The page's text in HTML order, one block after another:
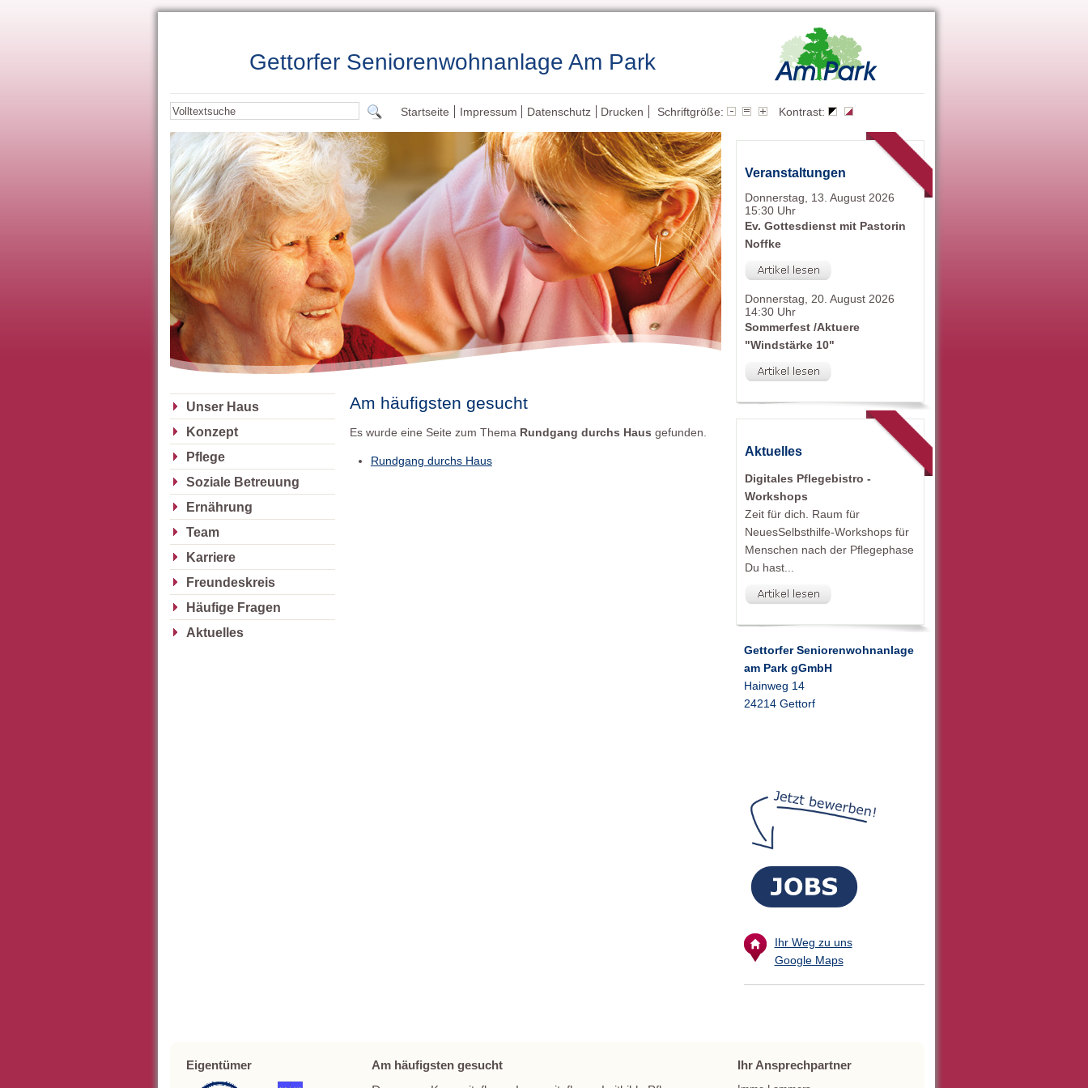
Gettorfer Seniorenwohnanlage Am Park
Startseite Impressum Datenschutz Drucken Schriftgröße: Kontrast:
Veranstaltungen
Donnerstag, 13. August 2026
15:30 Uhr
Ev. Gottesdienst mit Pastorin
Noffke
Donnerstag, 20. August 2026
14:30 Uhr
Sommerfest /Aktuere
"Windstärke 10"
Aktuelles
Digitales Pflegebistro -
Workshops
Zeit für dich. Raum für
NeuesSelbsthilfe-Workshops für
Menschen nach der Pflegephase
Du hast...
Gettorfer Seniorenwohnanlage
am Park gGmbH
Hainweg 14
24214 Gettorf
Ihr Weg zu uns
Google Maps
Unser Haus
Konzept
Pflege
Soziale Betreuung
Ernährung
Team
Karriere
Freundeskreis
Häufige Fragen
Aktuelles
Am häufigsten gesucht
Es wurde eine Seite zum Thema Rundgang durchs Haus gefunden.
Rundgang durchs Haus
Eigentümer
Am häufigsten gesucht
Ihr Ansprechpartner